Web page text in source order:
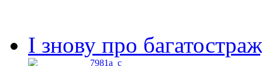
І знову про